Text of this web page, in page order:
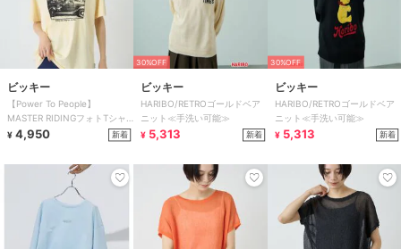
ビッキー
【Power To People】
MASTER RIDINGフォトTシャ
ツ
¥ 4,950 新着
30%OFF
ビッキー
HARIBO/RETROゴールドベア
ニット≪手洗い可能≫
¥ 5,313 新着
30%OFF
ビッキー
HARIBO/RETROゴールドベア
ニット≪手洗い可能≫
¥ 5,313 新着